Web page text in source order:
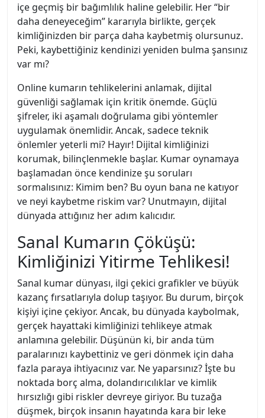
içe geçmiş bir bağımlılık haline gelebilir. Her “bir
daha deneyeceğim” kararıyla birlikte, gerçek
kimliğinizden bir parça daha kaybetmiş olursunuz.
Peki, kaybettiğiniz kendinizi yeniden bulma şansınız
var mı?
Online kumarın tehlikelerini anlamak, dijital
güvenliği sağlamak için kritik önemde. Güçlü
şifreler, iki aşamalı doğrulama gibi yöntemler
uygulamak önemlidir. Ancak, sadece teknik
önlemler yeterli mi? Hayır! Dijital kimliğinizi
korumak, bilinçlenmekle başlar. Kumar oynamaya
başlamadan önce kendinize şu soruları
sormalısınız: Kimim ben? Bu oyun bana ne katıyor
ve neyi kaybetme riskim var? Unutmayın, dijital
dünyada attığınız her adım kalıcıdır.
Sanal Kumarın Çöküşü:
Kimliğinizi Yitirme Tehlikesi!
Sanal kumar dünyası, ilgi çekici grafikler ve büyük
kazanç fırsatlarıyla dolup taşıyor. Bu durum, birçok
kişiyi içine çekiyor. Ancak, bu dünyada kaybolmak,
gerçek hayattaki kimliğinizi tehlikeye atmak
anlamına gelebilir. Düşünün ki, bir anda tüm
paralarınızı kaybettiniz ve geri dönmek için daha
fazla paraya ihtiyacınız var. Ne yaparsınız? İşte bu
noktada borç alma, dolandırıcılıklar ve kimlik
hırsızlığı gibi riskler devreye giriyor. Bu tuzağa
düşmek, birçok insanın hayatında kara bir leke